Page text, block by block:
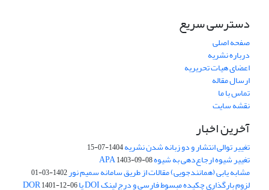
دسترسی سریع
صفحه اصلی
درباره نشریه
اعضای هیات تحریریه
ارسال مقاله
تماس با ما
نقشه سایت
آخرین اخبار
تغییر توالی انتشار و دو زبانه شدن نشریه1404-07-15
تغییر شیوه ارجاع‌دهی به شیوه APA1403-09-08
مشابه یابی (همانندجویی) مقالات از طریق سامانه سمیم نور1402-03-01
لزوم بارگذاری چکیده مبسوط فارسی و درج لینک DOI یا DOR 1401-12-06